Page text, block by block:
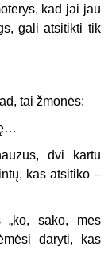
kad jai jau
gali atsitikti tik
tai žmonės:
dvi kartu
kas atsitiko –
„ko, sako, mes
daryti, kas